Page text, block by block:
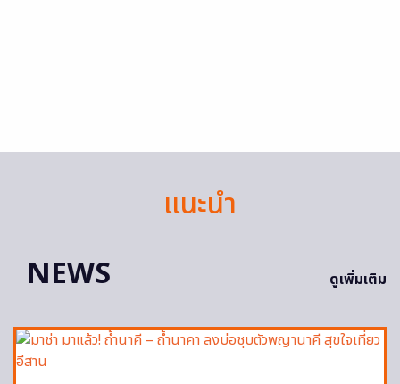
แนะนำ
NEWS
ดูเพิ่มเติม